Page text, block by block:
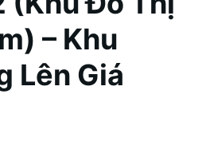
– Khu
Lên Giá